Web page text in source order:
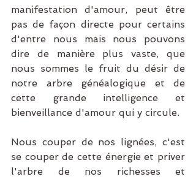
manifestation d'amour, peut être
pas de façon directe pour certains
d'entre nous mais nous pouvons
dire de manière plus vaste, que
nous sommes le fruit du désir de
notre arbre généalogique et de
cette grande intelligence et
bienveillance d'amour qui y circule.
Nous couper de nos lignées, c'est
se couper de cette énergie et priver
l'arbre de nos richesses et